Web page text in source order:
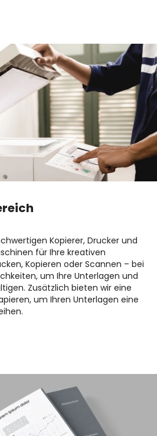
Kopierer, Drucker und
für Ihre kreativen
Kopieren oder Scannen – bei
um Ihre Unterlagen und
Zusätzlich bieten wir eine
um Ihren Unterlagen eine